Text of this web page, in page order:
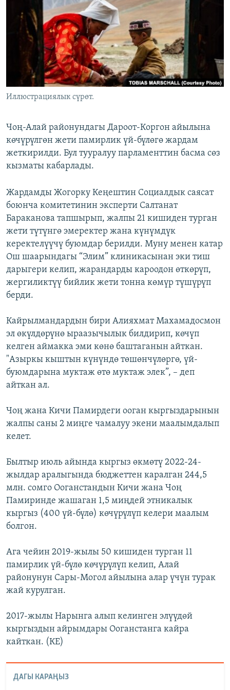
ЭЖЕ-СИҢДИЛЕР
АЗАТТЫК+
ЫҢГАЙСЫЗ СУРООЛОР
ОНЛАЙН ШЕРИНЕ
ЭЕ/АРнун бардык сайттары
Иллюстрациялык сүрөт.
Чоң-Алай районундагы Дароот-Коргон айылына
көчүрүлгөн жети памирлик үй-бүлөгө жардам
жеткирилди. Бул тууралуу парламенттин басма сөз
кызматы кабарлады.
Жардамды Жогорку Кеңештин Социалдык саясат
боюнча комитетинин эксперти Салтанат
Бараканова тапшырып, жалпы 21 кишиден турган
жети түтүнгө эмеректер жана күнүмдүк
керектелүүчү буюмдар берилди. Муну менен катар
Ош шаарындагы “Элим” клиникасынан эки тиш
дарыгери келип, жарандарды кароодон өткөрүп,
жергиликтүү бийлик жети тонна көмүр түшүрүп
берди.
Кайрылмандардын бири Алияхмат Махамадосмон
эл өкүлдөрүнө ыраазычылык билдирип, көчүп
келген аймакка эми көнө баштаганын айткан.
"Азыркы кыштын күнүндө төшөнчүлөргө, үй-
буюмдарына муктаж өтө муктаж элек”, – деп
айткан ал.
Чоң жана Кичи Памирдеги ооган кыргыздарынын
жалпы саны 2 миңге чамалуу экени маалымдалып
келет.
Былтыр июль айында кыргыз өкмөтү 2022-24-
жылдар аралыгында бюджеттен каралган 244,5
млн. сомго Ооганстандын Кичи жана Чоң
Памиринде жашаган 1,5 миңдей этникалык
кыргыз (400 үй-бүлө) көчүрүлүп келери маалым
болгон.
Ага чейин 2019-жылы 50 кишиден турган 11
памирлик үй-бүлө көчүрүлүп келип, Алай
районунун Сары-Могол айылына алар үчүн турак
жай курулган.
2017-жылы Нарынга алып келинген элүүдөй
кыргыздын айрымдары Ооганстанга кайра
кайткан. (КЕ)
ДАГЫ КАРАҢЫЗ